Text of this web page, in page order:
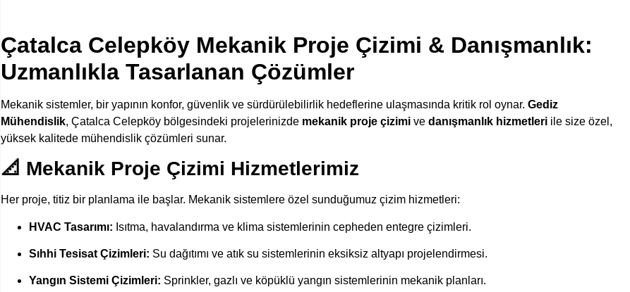
Çatalca Celepköy Mekanik Proje Çizimi & Danışmanlık:
Uzmanlıkla Tasarlanan Çözümler
Mekanik sistemler, bir yapının konfor, güvenlik ve sürdürülebilirlik hedeflerine ulaşmasında kritik rol oynar. Gediz
Mühendislik, Çatalca Celepköy bölgesindeki projelerinizde mekanik proje çizimive danışmanlık hizmetleriile size özel,
yüksek kalitede mühendislik çözümleri sunar.
📐 Mekanik Proje Çizimi Hizmetlerimiz
Her proje, titiz bir planlama ile başlar. Mekanik sistemlere özel sunduğumuz çizim hizmetleri:
HVAC Tasarımı: Isıtma, havalandırma ve klima sistemlerinin cepheden entegre çizimleri.
Sıhhi Tesisat Çizimleri: Su dağıtımı ve atık su sistemlerinin eksiksiz altyapı projelendirmesi.
Yangın Sistemi Çizimleri: Sprinkler, gazlı ve köpüklü yangın sistemlerinin mekanik planları.